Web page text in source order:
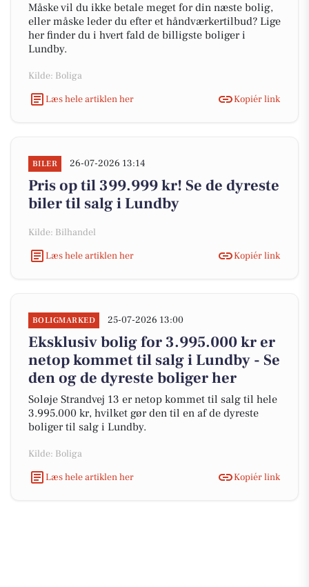
Måske vil du ikke betale meget for din næste bolig,
eller måske leder du efter et håndværkertilbud? Lige
her finder du i hvert fald de billigste boliger i
Lundby.
Kilde: Boliga
Læs hele artiklen her
Kopiér link
BILER 26-07-2026 13:14
Pris op til 399.999 kr! Se de dyreste
biler til salg i Lundby
Kilde: Bilhandel
Læs hele artiklen her
Kopiér link
BOLIGMARKED 25-07-2026 13:00
Eksklusiv bolig for 3.995.000 kr er
netop kommet til salg i Lundby - Se
den og de dyreste boliger her
Soløje Strandvej 13 er netop kommet til salg til hele
3.995.000 kr, hvilket gør den til en af de dyreste
boliger til salg i Lundby.
Kilde: Boliga
Læs hele artiklen her
Kopiér link